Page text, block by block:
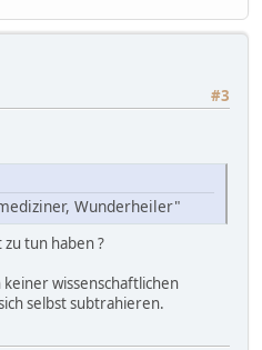
#3
Wunderheiler"
tun haben ?
wissenschaftlichen
selbst subtrahieren.